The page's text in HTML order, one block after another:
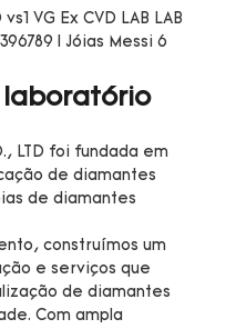
LTD foi fundada em
de diamantes
de diamantes
construímos um
e serviços que
de diamantes
Com ampla